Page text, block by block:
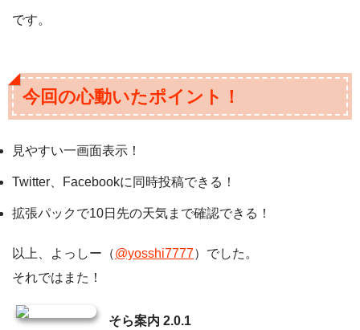
です。
今回の心動いたポイント！
見やすい一画面表示！
Twitter、Facebookに同時投稿できる！
拡張パックで10日先の天気まで確認できる！
以上、よっしー（@yosshi7777）でした。
それではまた！
そら案内 2.0.1